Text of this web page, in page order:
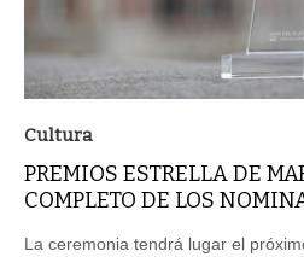
Cultura
PREMIOS ESTRELLA DE
COMPLETO DE LOS
La ceremonia tendrá lugar el